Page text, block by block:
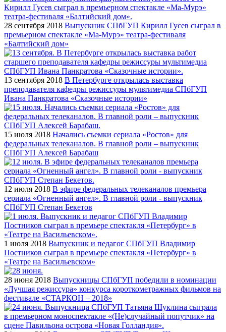
28 сентября 2018 Выпускник СПбГУП Кирилл Гусев сыграл в
премьерном спектакле «Ма-Мурэ» театра-фестиваля
«Балтийский дом»
13 сентября 2018 В Петербурге открылась выставка
преподавателя кафедры режиссуры мультимедиа СПбГУП
Ивана Панкратова «Сказочные истории»
15 июля 2018 Начались съемки сериала «Ростов» для
федеральных телеканалов. В главной роли – выпускник
СПбГУП Алексей Барабаш
12 июля 2018 В эфире федеральных телеканалов премьера
сериала «Огненный ангел». В главной роли - выпускник
СПбГУП Степан Бекетов
1 июля 2018 Выпускник и педагог СПбГУП Владимир
Постников сыграл в премьере спектакля «Петербург» в
«Театре на Васильевском»
28 июня 2018 Выпускницы СПбГУП победили в номинации
«Лучшая режиссура» конкурса короткометражных фильмов на
фестивале «СТАРКОН – 2018»